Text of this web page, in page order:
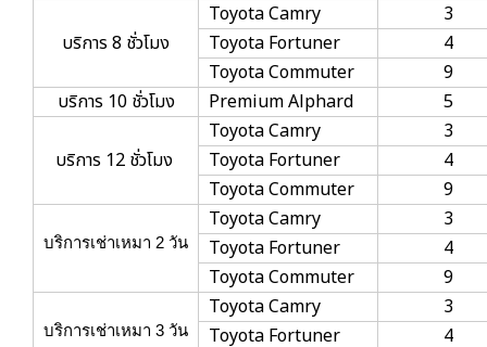
บริการ 8 ชั่วโมง
Toyota Camry
3
Toyota Fortuner
4
Toyota Commuter
9
บริการ 10 ชั่วโมง Premium Alphard 5
บริการ 12 ชั่วโมง
Toyota Camry
3
Toyota Fortuner
4
Toyota Commuter
9
บริการเช่าเหมา 2 วัน
Toyota Camry
3
Toyota Fortuner
4
Toyota Commuter
9
บริการเช่าเหมา 3 วัน
Toyota Camry
3
Toyota Fortuner
4